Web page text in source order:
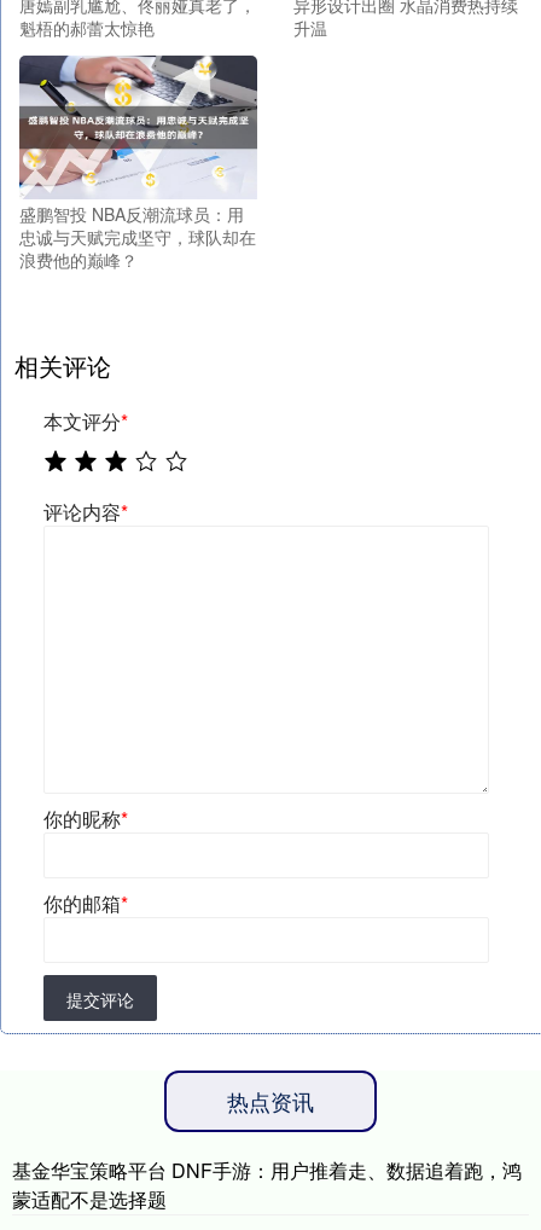
魁梧的郝蕾太惊艳
升温
盛鹏智投 NBA反潮流球员：用
忠诚与天赋完成坚守，球队却在
浪费他的巅峰？
相关评论
本文评分*
评论内容*
你的昵称*
你的邮箱*
提交评论
热点资讯
基金华宝策略平台 DNF手游：用户推着走、数据追着跑，鸿
蒙适配不是选择题